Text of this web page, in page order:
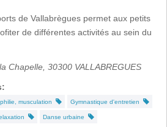
de Vallabrègues permet aux petits
de différentes activités au sein du
Chapelle 30300 VALLABREGUES
musculation Gymnastique d'entretien
Danse urbaine